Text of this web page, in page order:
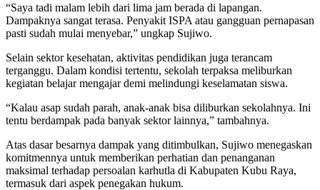
“Saya tadi malam lebih dari lima jam berada di lapangan.
Dampaknya sangat terasa. Penyakit ISPA atau gangguan pernapasan
pasti sudah mulai menyebar,” ungkap Sujiwo.
Selain sektor kesehatan, aktivitas pendidikan juga terancam
terganggu. Dalam kondisi tertentu, sekolah terpaksa meliburkan
kegiatan belajar mengajar demi melindungi keselamatan siswa.
“Kalau asap sudah parah, anak-anak bisa diliburkan sekolahnya. Ini
tentu berdampak pada banyak sektor lainnya,” tambahnya.
Atas dasar besarnya dampak yang ditimbulkan, Sujiwo menegaskan
komitmennya untuk memberikan perhatian dan penanganan
maksimal terhadap persoalan karhutla di Kabupaten Kubu Raya,
termasuk dari aspek penegakan hukum.